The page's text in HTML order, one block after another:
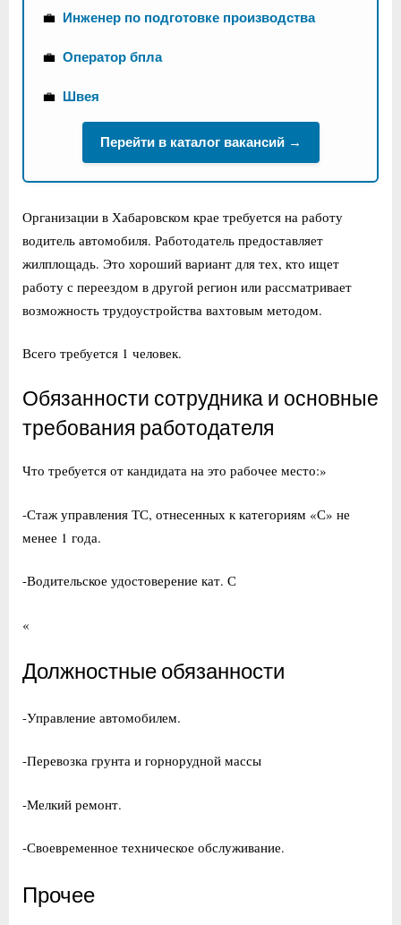
💼 Инженер по подготовке производства
💼 Оператор бпла
💼 Швея
Перейти в каталог вакансий →
Организации в Хабаровском крае требуется на работу
водитель автомобиля. Работодатель предоставляет
жилплощадь. Это хороший вариант для тех, кто ищет
работу с переездом в другой регион или рассматривает
возможность трудоустройства вахтовым методом.
Всего требуется 1 человек.
Обязанности сотрудника и основные
требования работодателя
Что требуется от кандидата на это рабочее место:»
-Стаж управления ТС, отнесенных к категориям «С» не
менее 1 года.
-Водительское удостоверение кат. С
«
Должностные обязанности
-Управление автомобилем.
-Перевозка грунта и горнорудной массы
-Мелкий ремонт.
-Своевременное техническое обслуживание.
Прочее